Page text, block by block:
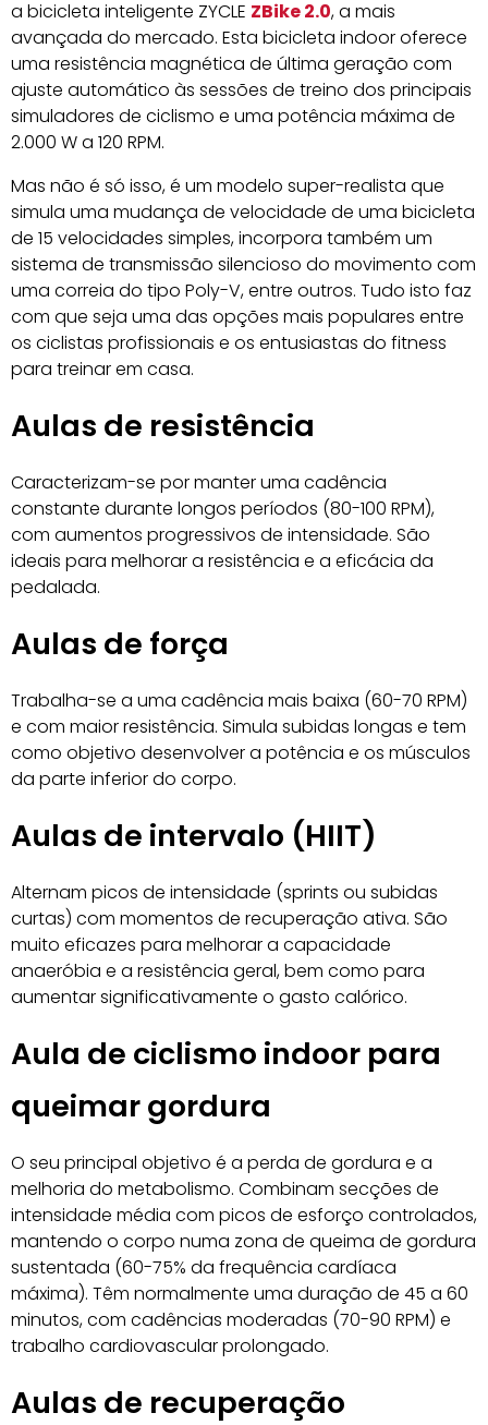
a bicicleta inteligente ZYCLE ZBike 2.0, a mais
avançada do mercado. Esta bicicleta indoor oferece
uma resistência magnética de última geração com
ajuste automático às sessões de treino dos principais
simuladores de ciclismo e uma potência máxima de
2.000 W a 120 RPM.
Mas não é só isso, é um modelo super-realista que
simula uma mudança de velocidade de uma bicicleta
de 15 velocidades simples, incorpora também um
sistema de transmissão silencioso do movimento com
uma correia do tipo Poly-V, entre outros. Tudo isto faz
com que seja uma das opções mais populares entre
os ciclistas profissionais e os entusiastas do fitness
para treinar em casa.
Aulas de resistência
Caracterizam-se por manter uma cadência
constante durante longos períodos (80-100 RPM),
com aumentos progressivos de intensidade. São
ideais para melhorar a resistência e a eficácia da
pedalada.
Aulas de força
Trabalha-se a uma cadência mais baixa (60-70 RPM)
e com maior resistência. Simula subidas longas e tem
como objetivo desenvolver a potência e os músculos
da parte inferior do corpo.
Aulas de intervalo (HIIT)
Alternam picos de intensidade (sprints ou subidas
curtas) com momentos de recuperação ativa. São
muito eficazes para melhorar a capacidade
anaeróbia e a resistência geral, bem como para
aumentar significativamente o gasto calórico.
Aula de ciclismo indoor para
queimar gordura
O seu principal objetivo é a perda de gordura e a
melhoria do metabolismo. Combinam secções de
intensidade média com picos de esforço controlados,
mantendo o corpo numa zona de queima de gordura
sustentada (60-75% da frequência cardíaca
máxima). Têm normalmente uma duração de 45 a 60
minutos, com cadências moderadas (70-90 RPM) e
trabalho cardiovascular prolongado.
Aulas de recuperação